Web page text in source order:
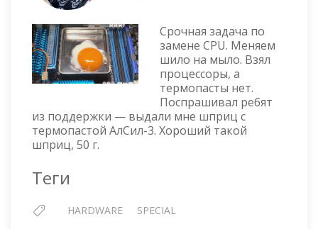
АЛСИЛ-3
Срочная задача по
замене CPU. Меняем
шило на мыло. Взял
процессоры, а
термопасты нет.
Поспрашивал ребят
из поддержки — выдали мне шприц с
термопастой АлСил-3. Хороший такой
шприц, 50 г.
Теги
HARDWARE SPECIAL